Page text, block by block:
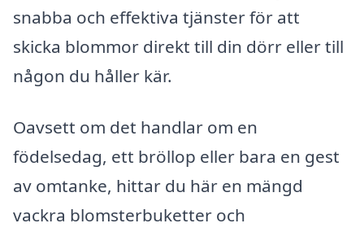
snabba och effektiva tjänster för att
skicka blommor direkt till din dörr eller till
någon du håller kär.
Oavsett om det handlar om en
födelsedag, ett bröllop eller bara en gest
av omtanke, hittar du här en mängd
vackra blomsterbuketter och